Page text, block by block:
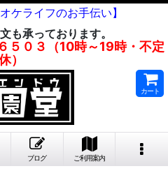
ケライフのお手伝い】
も承っております。
５０３（10時～19時・不定
）
カート
ブログ ご利用案内